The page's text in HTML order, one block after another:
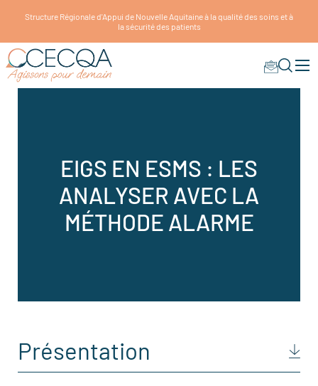
Structure Régionale d'Appui de Nouvelle Aquitaine à la qualité des soins et à
la sécurité des patients
EIGS EN ESMS : LES
ANALYSER AVEC LA
MÉTHODE ALARME
Présentation